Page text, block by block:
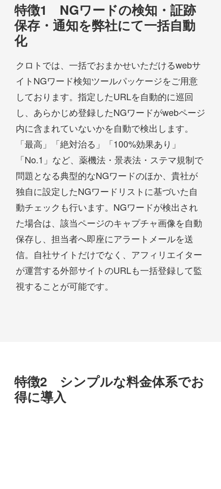
特徴1 NGワードの検知・証跡
保存・通知を弊社にて一括自動
化
クロトでは、一括でおまかせいただけるwebサ
イトNGワード検知ツールパッケージをご用意
しております。指定したURLを自動的に巡回
し、あらかじめ登録したNGワードがwebページ
内に含まれていないかを自動で検出します。
「最高」「絶対治る」「100%効果あり」
「No.1」など、薬機法・景表法・ステマ規制で
問題となる典型的なNGワードのほか、貴社が
独自に設定したNGワードリストに基づいた自
動チェックも行います。NGワードが検出され
た場合は、該当ページのキャプチャ画像を自動
保存し、担当者へ即座にアラートメールを送
信。自社サイトだけでなく、アフィリエイター
が運営する外部サイトのURLも一括登録して監
視することが可能です。
特徴2 シンプルな料金体系でお
得に導入